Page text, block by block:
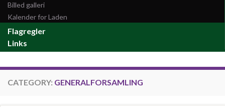
Billed galleri
Kalender for Laden
Flagregler
Links
CATEGORY: GENERALFORSAMLING